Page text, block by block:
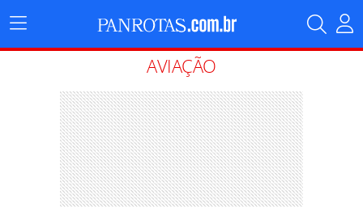
Menu
Principal
AVIAÇÃO